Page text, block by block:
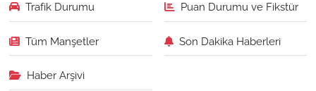
Trafik Durumu Puan Durumu ve Fikstür
Tüm Manşetler Son Dakika Haberleri
Haber Arşivi